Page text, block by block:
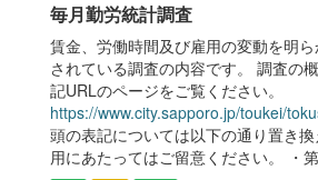
毎月勤労統計調査
賃金、労働時間及び雇用の変動を明
されている調査の内容です。 調査の
記URLのページをご覧ください。
https://www.city.sapporo.jp/toukei/
頭の表記については以下の通り置き
用にあたってはご留意ください。 ・